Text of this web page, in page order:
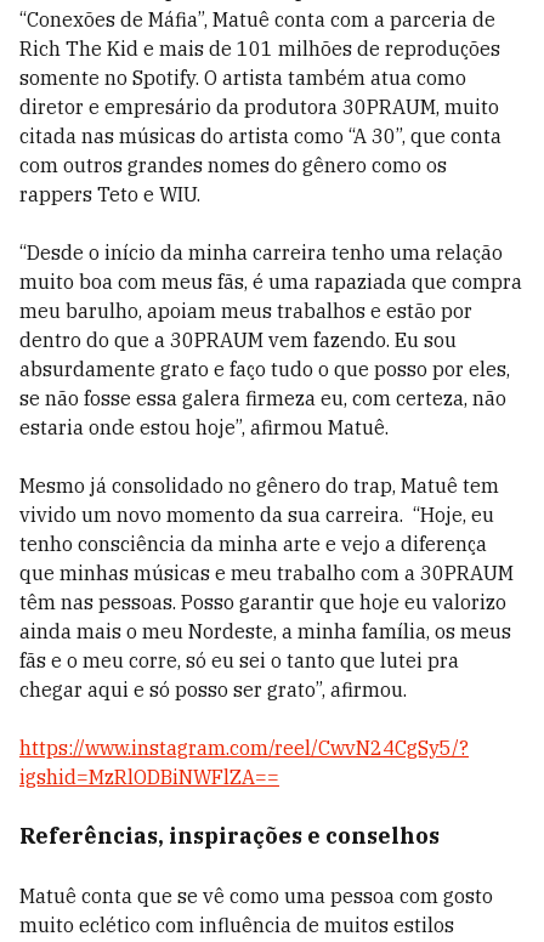
“Conexões de Máfia”, Matuê conta com a parceria de
Rich The Kid e mais de 101 milhões de reproduções
somente no Spotify. O artista também atua como
diretor e empresário da produtora 30PRAUM, muito
citada nas músicas do artista como “A 30”, que conta
com outros grandes nomes do gênero como os
rappers Teto e WIU.
“Desde o início da minha carreira tenho uma relação
muito boa com meus fãs, é uma rapaziada que compra
meu barulho, apoiam meus trabalhos e estão por
dentro do que a 30PRAUM vem fazendo. Eu sou
absurdamente grato e faço tudo o que posso por eles,
se não fosse essa galera firmeza eu, com certeza, não
estaria onde estou hoje”, afirmou Matuê.
Mesmo já consolidado no gênero do trap, Matuê tem
vivido um novo momento da sua carreira. “Hoje, eu
tenho consciência da minha arte e vejo a diferença
que minhas músicas e meu trabalho com a 30PRAUM
têm nas pessoas. Posso garantir que hoje eu valorizo
ainda mais o meu Nordeste, a minha família, os meus
fãs e o meu corre, só eu sei o tanto que lutei pra
chegar aqui e só posso ser grato”, afirmou.
https://www.instagram.com/reel/CwvN24CgSy5/?
igshid=MzRlODBiNWFlZA==
Referências, inspirações e conselhos
Matuê conta que se vê como uma pessoa com gosto
muito eclético com influência de muitos estilos